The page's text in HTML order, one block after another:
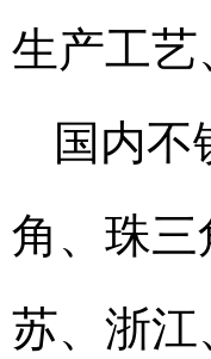
生产工
国内不
角、珠
苏、浙